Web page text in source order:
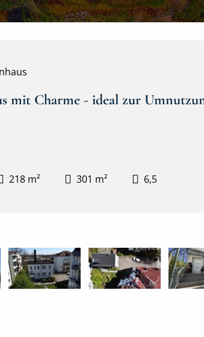
mit Charme - ideal zur
218 m² 301 m² 6,5